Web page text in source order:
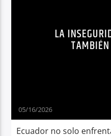
NOTICIAS ECUADOR
LA
05/16/2026
Ecuador no solo